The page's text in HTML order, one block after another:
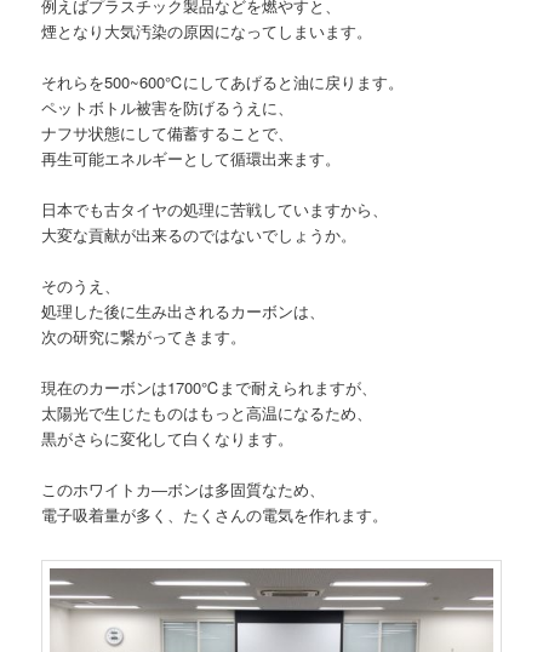
例えばプラスチック製品などを燃やすと、
煙となり大気汚染の原因になってしまいます。
それらを500~600℃にしてあげると油に戻ります。
ペットボトル被害を防げるうえに、
ナフサ状態にして備蓄することで、
再生可能エネルギーとして循環出来ます。
日本でも古タイヤの処理に苦戦していますから、
大変な貢献が出来るのではないでしょうか。
そのうえ、
処理した後に生み出されるカーボンは、
次の研究に繋がってきます。
現在のカーボンは1700℃まで耐えられますが、
太陽光で生じたものはもっと高温になるため、
黒がさらに変化して白くなります。
このホワイトカ―ボンは多固質なため、
電子吸着量が多く、たくさんの電気を作れます。